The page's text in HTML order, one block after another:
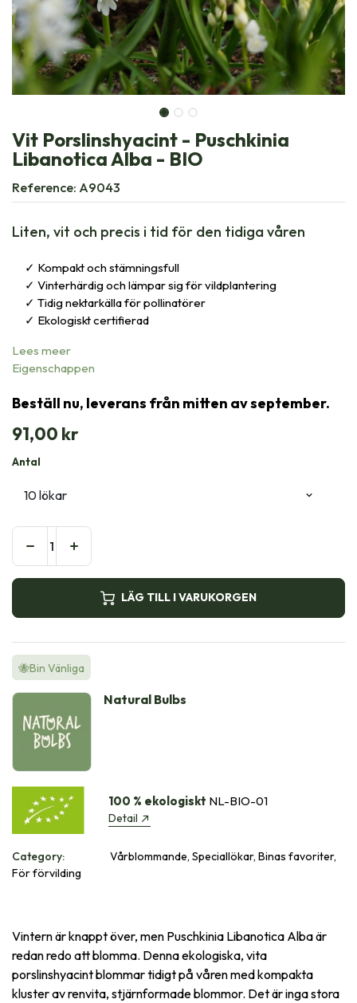
Vit Porslinshyacint - Puschkinia
Libanotica Alba - BIO
Reference: A9043
Liten, vit och precis i tid för den tidiga våren
Kompakt och stämningsfull
Vinterhärdig och lämpar sig för vildplantering
Tidig nektarkälla för pollinatörer
Ekologiskt certifierad
Lees meer
Eigenschappen
Beställ nu, leverans från mitten av september.
91,00 kr
Antal
LÄG TILL I VARUKORGEN
🐝Bin Vänliga
Natural Bulbs
100 % ekologiskt NL-BIO-01
Detail
Category:
Vårblommande, Speciallökar, Binas favoriter,
För förvilding
Vintern är knappt över, men Puschkinia Libanotica Alba är
redan redo att blomma. Denna ekologiska, vita
porslinshyacint blommar tidigt på våren med kompakta
kluster av renvita, stjärnformade blommor. Det är inga stora